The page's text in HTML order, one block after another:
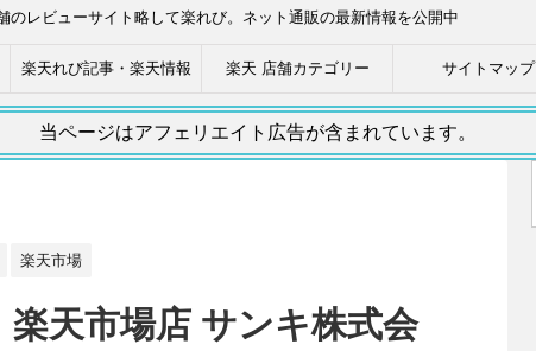
レビューサイト略して楽れび。ネット通販の最新情報を公開中
楽天れび記事・楽天情報 楽天 店舗カテゴリー サイトマップ
当ページはアフェリエイト広告が含まれています。
楽天市場
天市場店 サンキ株式会